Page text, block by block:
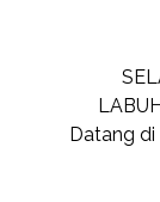
Datang